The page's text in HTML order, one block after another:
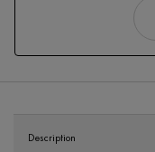
Description